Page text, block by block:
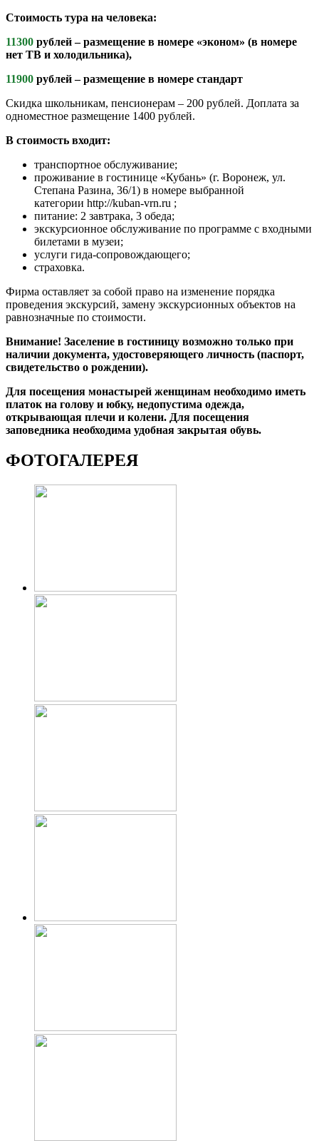
Стоимость тура на человека:
11300 рублей – размещение в номере «эконом» (в номере
нет ТВ и холодильника),
11900 рублей – размещение в номере стандарт
Скидка школьникам, пенсионерам – 200 рублей. Доплата за
одноместное размещение 1400 рублей.
В стоимость входит:
транспортное обслуживание;
проживание в гостинице «Кубань» (г. Воронеж, ул.
Степана Разина, 36/1) в номере выбранной
категории http://kuban-vrn.ru ;
питание: 2 завтрака, 3 обеда;
экскурсионное обслуживание по программе с входными
билетами в музеи;
услуги гида-сопровождающего;
страховка.
Фирма оставляет за собой право на изменение порядка
проведения экскурсий, замену экскурсионных объектов на
равнозначные по стоимости.
Внимание! Заселение в гостиницу возможно только при
наличии документа, удостоверяющего личность (паспорт,
свидетельство о рождении).
Для посещения монастырей женщинам необходимо иметь
платок на голову и юбку, недопустима одежда,
открывающая плечи и колени. Для посещения
заповедника необходима удобная закрытая обувь.
ФОТОГАЛЕРЕЯ